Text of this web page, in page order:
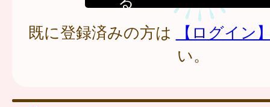
既に登録済みの方は
【ログイン
い。